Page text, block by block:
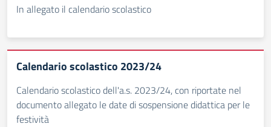
In allegato il calendario scolastico
Calendario scolastico 2023/24
Calendario scolastico dell'a.s. 2023/24, con riportate nel
documento allegato le date di sospensione didattica per le
festività